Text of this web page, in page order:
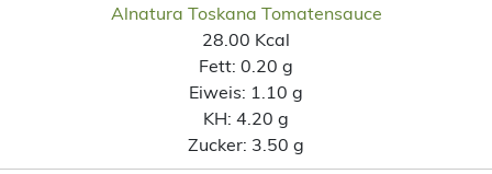
Alnatura Toskana Tomatensauce
28.00 Kcal
Fett: 0.20 g
Eiweis: 1.10 g
KH: 4.20 g
Zucker: 3.50 g